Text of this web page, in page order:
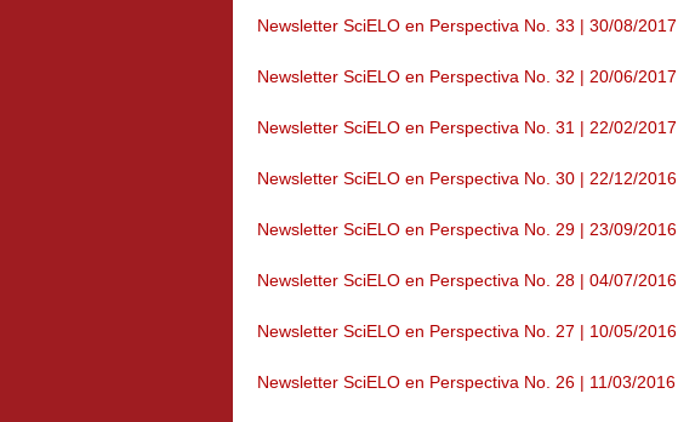
Newsletter SciELO en Perspectiva No. 33 | 30/08/2017
Newsletter SciELO en Perspectiva No. 32 | 20/06/2017
Newsletter SciELO en Perspectiva No. 31 | 22/02/2017
Newsletter SciELO en Perspectiva No. 30 | 22/12/2016
Newsletter SciELO en Perspectiva No. 29 | 23/09/2016
Newsletter SciELO en Perspectiva No. 28 | 04/07/2016
Newsletter SciELO en Perspectiva No. 27 | 10/05/2016
Newsletter SciELO en Perspectiva No. 26 | 11/03/2016